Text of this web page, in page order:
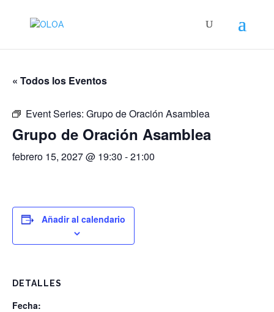
« Todos los Eventos
Event Series: Grupo de Oración Asamblea
Grupo de Oración Asamblea
febrero 15, 2027 @ 19:30 -21:00
Añadir al calendario
DETALLES
Fecha: